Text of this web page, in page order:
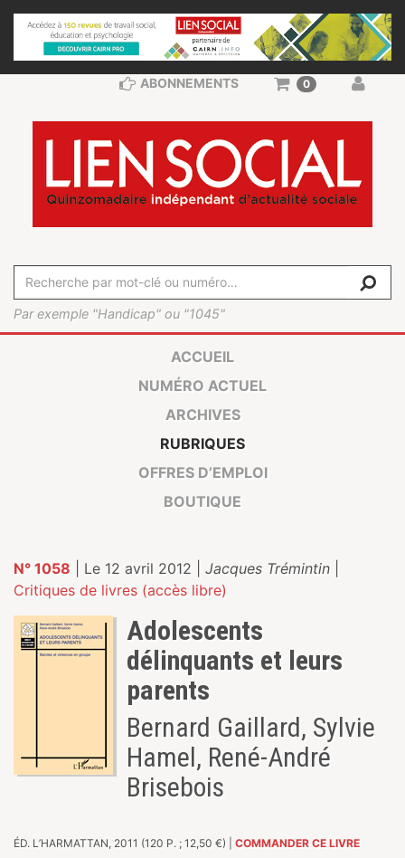
Par exemple "Handicap" ou "1045"
ABONNEMENTS 0
ACCUEIL
NUMÉRO ACTUEL
ARCHIVES
RUBRIQUES
OFFRES D’EMPLOI
BOUTIQUE
N° 1058 | Le 12 avril 2012 | Jacques Trémintin
Critiques de livres (accès libre)
Adolescents
délinquants et leurs
parents
Bernard Gaillard, Sylvie
Hamel, René-André
Brisebois
ÉD. L’HARMATTAN, 2011 (120 P. ; 12,50 €) | COMMANDER CE LIVRE